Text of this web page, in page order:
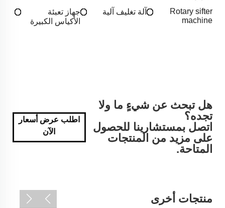
Rotary sifter
machine
آلة تغليف آلية
جهاز تعبئة
الأكياس الكبيرة
هل تبحث عن شيءٍ ما ولا
تجده؟
اتصل بمستشارينا للحصول
على مزيد من المنتجات
المتاحة.
اطلب عرض أسعار
الآن
منتجات أخرى